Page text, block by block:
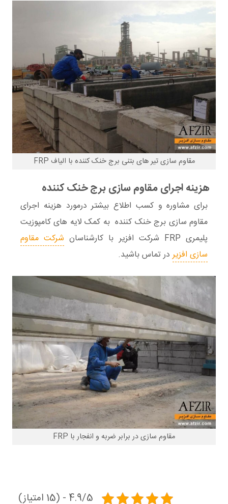
مقاوم سازی تیر های بتنی برج خنک کننده با الیاف FRP
هزینه اجرای مقاوم سازی برج خنک کننده
برای مشاوره و کسب اطلاع بیشتر درمورد هزینه اجرای
مقاوم سازی برج خنک کننده به کمک لایه های کامپوزیت
پلیمری FRP شرکت افزیر با کارشناسان
شرکت مقاوم
سازی افزیردر تماس باشید.
مقاوم سازی در برابر ضربه و انفجار با FRP
4.9/5 - (15 امتیاز)